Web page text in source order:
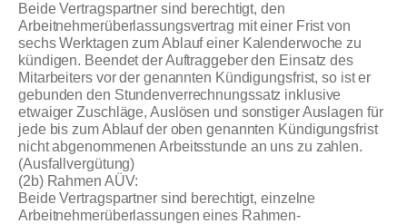
Beide Vertragspartner sind berechtigt, den
Arbeitnehmerüberlassungsvertrag mit einer Frist von
sechs Werktagen zum Ablauf einer Kalenderwoche zu
kündigen. Beendet der Auftraggeber den Einsatz des
Mitarbeiters vor der genannten Kündigungsfrist, so ist er
gebunden den Stundenverrechnungssatz inklusive
etwaiger Zuschläge, Auslösen und sonstiger Auslagen für
jede bis zum Ablauf der oben genannten Kündigungsfrist
nicht abgenommenen Arbeitsstunde an uns zu zahlen.
(Ausfallvergütung)
(2b) Rahmen AÜV:
Beide Vertragspartner sind berechtigt, einzelne
Arbeitnehmerüberlassungen eines Rahmen-